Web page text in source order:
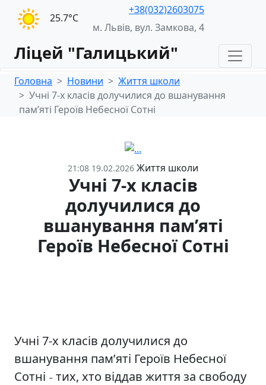
25.7°С
+38(032)2603075
м. Львів, вул. Замкова, 4
Ліцей "Галицький"
Головна Новини
Життя школи
Учні 7-х класів долучилися до вшанування
пам’яті Героїв Небесної Сотні
21:08 19.02.2026 Життя школи
Учні 7-х класів
долучилися до
вшанування пам’яті
Героїв Небесної Сотні
Учні 7-х класів долучилися до
вшанування пам’яті Героїв Небесної
Сотні – тих, хто віддав життя за свободу